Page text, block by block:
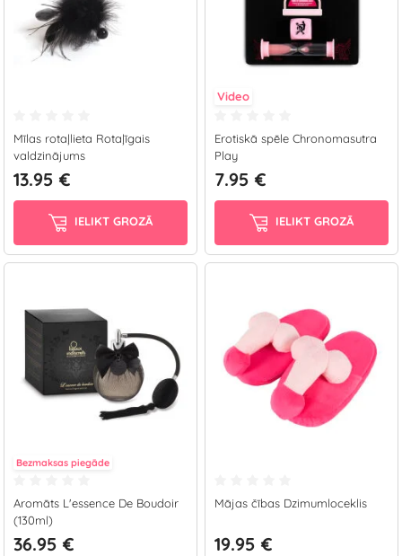
Mīlas rotaļlieta Rotaļīgais
valdzinājums
13.95 €
IELIKT GROZĀ
Video
Erotiskā spēle Chronomasutra
Play
7.95 €
IELIKT GROZĀ
Bezmaksas piegāde
Aromāts L'essence De Boudoir
(130ml)
36.95 €
Mājas čības Dzimumloceklis
19.95 €